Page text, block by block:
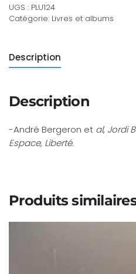
UGS : PLU124
Catégorie: Livres et albums
Description
Description
-André Bergeron et al, Jordi
Espace, Liberté.
Produits